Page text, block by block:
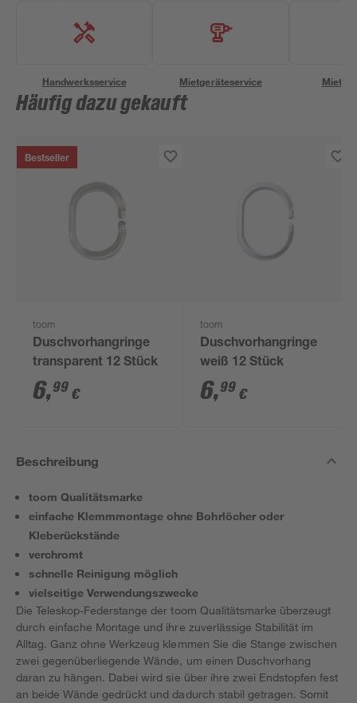
Handwerksservice Mietgeräteservice
Häufig dazu gekauft
Bestseller
toom
Duschvorhangringe
transparent 12 Stück
6,99 €
toom
Duschvorhangringe
weiß 12 Stück
6,99 €
Beschreibung
toom Qualitätsmarke
einfache Klemmmontage ohne Bohrlöcher oder
Kleberückstände
verchromt
schnelle Reinigung möglich
vielseitige Verwendungszwecke
Die Teleskop-Federstange der toom Qualitätsmarke überzeugt
durch einfache Montage und ihre zuverlässige Stabilität im
Alltag. Ganz ohne Werkzeug klemmen Sie die Stange zwischen
zwei gegenüberliegende Wände, um einen Duschvorhang
daran zu hängen. Dabei wird sie über ihre zwei Endstopfen fest
an beide Wände gedrückt und dadurch stabil getragen. Somit